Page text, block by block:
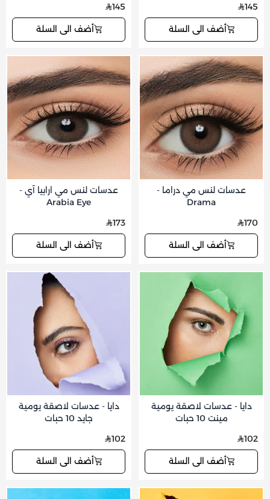
145
أضف الى السلة
145
أضف الى السلة
عدسات لنس مي دراما -
Drama
170
أضف الى السلة
عدسات لنس مي ارابيا آي -
Arabia Eye
173
أضف الى السلة
دايا - عدسات لاصقة يومية
مينت 10 حبات
102
أضف الى السلة
دايا - عدسات لاصقة يومية
جايد 10 حبات
102
أضف الى السلة